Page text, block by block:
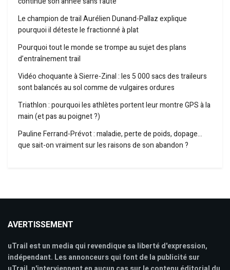
Le champion de trail Aurélien Dunand-Pallaz explique
pourquoi il déteste le fractionné à plat
Pourquoi tout le monde se trompe au sujet des plans
d’entraînement trail
Vidéo choquante à Sierre-Zinal : les 5 000 sacs des traileurs
sont balancés au sol comme de vulgaires ordures
Triathlon : pourquoi les athlètes portent leur montre GPS à la
main (et pas au poignet ?)
Pauline Ferrand-Prévot : maladie, perte de poids, dopage…
que sait-on vraiment sur les raisons de son abandon ?
AVERTISSEMENT
uTrail est un media qui revendique sa liberté d'expression,
indépendant. Les annonceurs qui font de la publicité sur